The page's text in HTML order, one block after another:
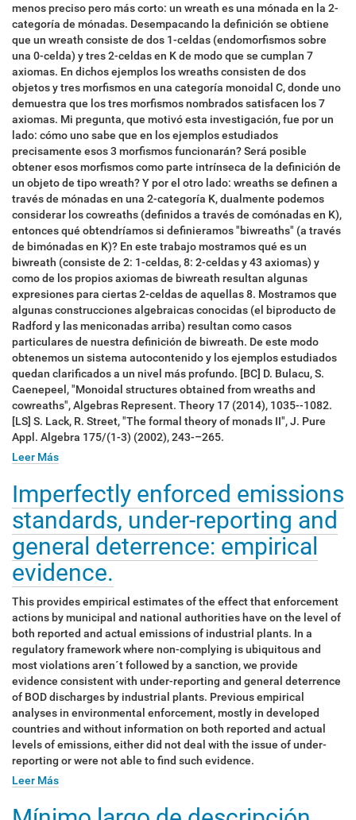
menos preciso pero más corto: un wreath es una mónada en la 2-
categoría de mónadas. Desempacando la definición se obtiene
que un wreath consiste de dos 1-celdas (endomorfismos sobre
una 0-celda) y tres 2-celdas en K de modo que se cumplan 7
axiomas. En dichos ejemplos los wreaths consisten de dos
objetos y tres morfismos en una categoría monoidal C, donde uno
demuestra que los tres morfismos nombrados satisfacen los 7
axiomas. Mi pregunta, que motivó esta investigación, fue por un
lado: cómo uno sabe que en los ejemplos estudiados
precisamente esos 3 morfismos funcionarán? Será posible
obtener esos morfismos como parte intrínseca de la definición de
un objeto de tipo wreath? Y por el otro lado: wreaths se definen a
través de mónadas en una 2-categoría K, dualmente podemos
considerar los cowreaths (definidos a través de comónadas en K),
entonces qué obtendríamos si definieramos "biwreaths" (a través
de bimónadas en K)? En este trabajo mostramos qué es un
biwreath (consiste de 2: 1-celdas, 8: 2-celdas y 43 axiomas) y
como de los propios axiomas de biwreath resultan algunas
expresiones para ciertas 2-celdas de aquellas 8. Mostramos que
algunas construcciones algebraicas conocidas (el biproducto de
Radford y las meniconadas arriba) resultan como casos
particulares de nuestra definición de biwreath. De este modo
obtenemos un sistema autocontenido y los ejemplos estudiados
quedan clarificados a un nivel más profundo. [BC] D. Bulacu, S.
Caenepeel, "Monoidal structures obtained from wreaths and
cowreaths", Algebras Represent. Theory 17 (2014), 1035--1082.
[LS] S. Lack, R. Street, "The formal theory of monads II", J. Pure
Appl. Algebra 175/(1-3) (2002), 243-–265.
Leer Más
Imperfectly enforced emissions
standards, under-reporting and
general deterrence: empirical
evidence.
This provides empirical estimates of the effect that enforcement
actions by municipal and national authorities have on the level of
both reported and actual emissions of industrial plants. In a
regulatory framework where non-complying is ubiquitous and
most violations aren´t followed by a sanction, we provide
evidence consistent with under-reporting and general deterrence
of BOD discharges by industrial plants. Previous empirical
analyses in environmental enforcement, mostly in developed
countries and without information on both reported and actual
levels of emissions, either did not deal with the issue of under-
reporting or were not able to find such evidence.
Leer Más